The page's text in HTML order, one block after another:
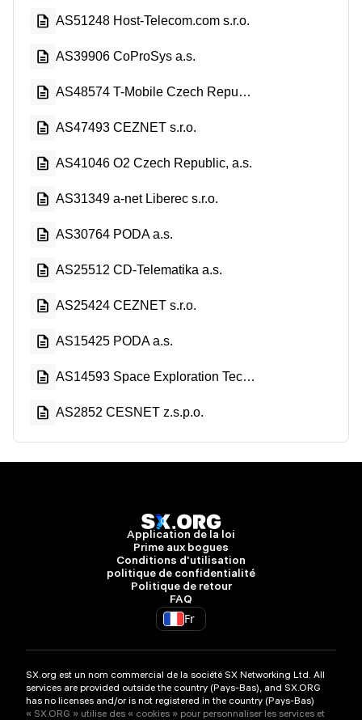
AS51248 Host-Telecom.com s.r.o.
AS39906 CoProSys a.s.
AS48574 T-Mobile Czech Republic a.s.
AS47493 CEZNET s.r.o.
AS41046 O2 Czech Republic, a.s.
AS31349 a-net Liberec s.r.o.
AS30764 PODA a.s.
AS25512 CD-Telematika a.s.
AS25424 CEZNET s.r.o.
AS15425 PODA a.s.
AS14593 Space Exploration Technologies Corporation
AS2852 CESNET z.s.p.o.
Application de la loi
Prime aux bogues
Conditions d'utilisation
politique de confidentialité
Politique de retour
FAQ
Fr
SX.org est un nom commercial de la société SX Networking Ltd. All
services are provided outside the country (Pays-Bas), and SX.ORG
has no licenses and/or is not registered in the country (Pays-Bas)
« SX.ORG » utilise des « cookies » pour personnaliser les services et